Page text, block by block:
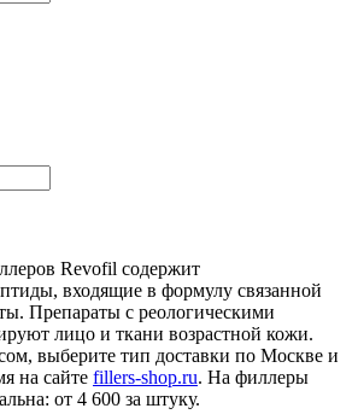
Revofil содержит
входящие в формулу связанной
Препараты с реологическими
лицо и ткани возрастной кожи.
выберите тип доставки по Москве и
на сайте fillers-shop.ru. На филлеры
от 4 600 за штуку.